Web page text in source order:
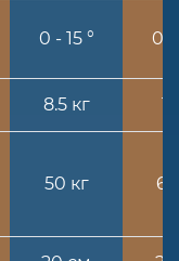
0 - 15 ° 0 -
8.5 кг
50 кг